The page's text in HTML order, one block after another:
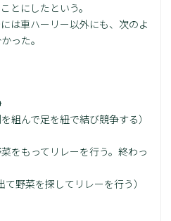
とにしたという。
は車ハーリー以外にも、次のよ
った。
組んで足を紐で結び競争する）
をもってリレーを行う。終わっ
野菜を探してリレーを行う）